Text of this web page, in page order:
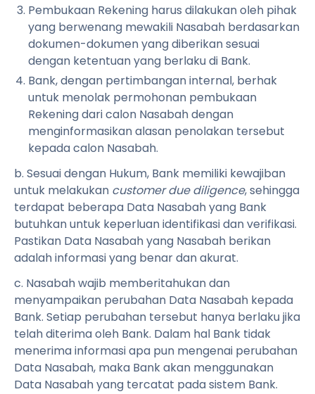
Pembukaan Rekening harus dilakukan oleh pihak
yang berwenang mewakili Nasabah berdasarkan
dokumen-dokumen yang diberikan sesuai
dengan ketentuan yang berlaku di Bank.
Bank, dengan pertimbangan internal, berhak
untuk menolak permohonan pembukaan
Rekening dari calon Nasabah dengan
menginformasikan alasan penolakan tersebut
kepada calon Nasabah.
b. Sesuai dengan Hukum, Bank memiliki kewajiban
untuk melakukan customer due diligence, sehingga
terdapat beberapa Data Nasabah yang Bank
butuhkan untuk keperluan identifikasi dan verifikasi.
Pastikan Data Nasabah yang Nasabah berikan
adalah informasi yang benar dan akurat.
c. Nasabah wajib memberitahukan dan
menyampaikan perubahan Data Nasabah kepada
Bank. Setiap perubahan tersebut hanya berlaku jika
telah diterima oleh Bank. Dalam hal Bank tidak
menerima informasi apa pun mengenai perubahan
Data Nasabah, maka Bank akan menggunakan
Data Nasabah yang tercatat pada sistem Bank.